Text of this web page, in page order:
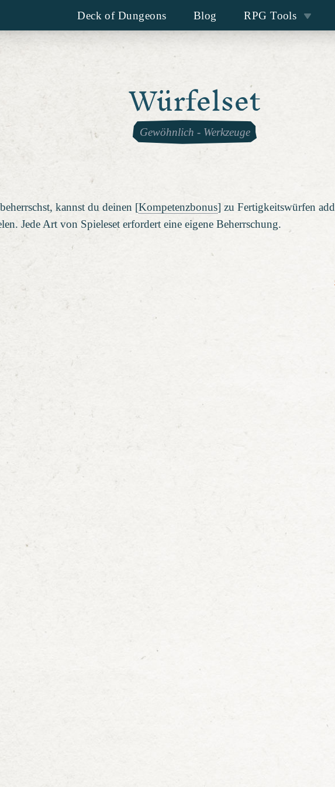
Deck of Dungeons Blog RPG Tools
Würfelset
Gewöhnlich - Werkzeuge
kannst du deinen [Kompetenzbonus] zu Fertigkeitswürfen
Jede Art von Spieleset erfordert eine eigene Beherrschung.